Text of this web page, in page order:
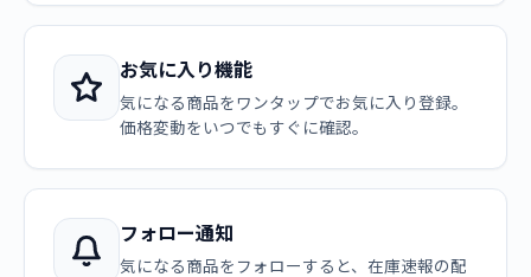
お気に入り機能
気になる商品をワンタップでお気に入り登録。
価格変動をいつでもすぐに確認。
フォロー通知
気になる商品をフォローすると、在庫速報の配